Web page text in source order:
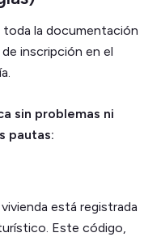
toda la documentación
inscripción en el
sin problemas ni
pautas:
está registrada
Este código,